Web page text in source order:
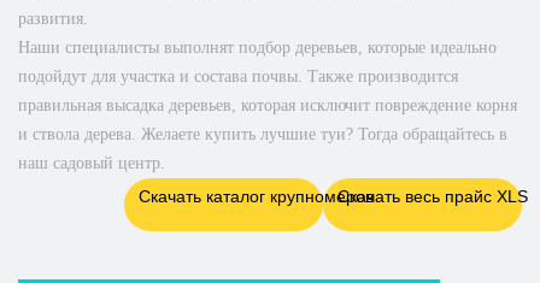
развития.
Наши специалисты выполнят подбор деревьев, которые идеально
подойдут для участка и состава почвы. Также производится
правильная высадка деревьев, которая исключит повреждение корня
и ствола дерева. Желаете купить лучшие туи? Тогда обращайтесь в
наш садовый центр.
Скачать весь прайс XLS
Скачать каталог крупномеров